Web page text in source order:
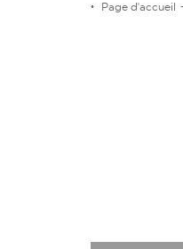
Page d'accueil